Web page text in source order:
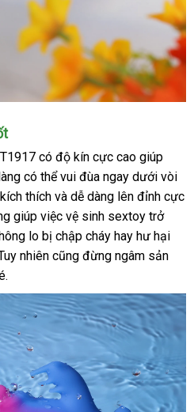
có độ kín cực cao giúp
quà
tặng
có thể vui đùa ngay dưới vòi
thích link
web
và dễ dàng lên đỉnh cực
giúp việc vệ sinh sextoy trở
lo bị chập cháy hay hư hại
nhiên đánh
cũng đừng ngâm sản